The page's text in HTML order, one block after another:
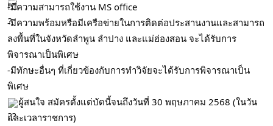
-มีความสามารถใช้งาน MS office
-มีความพร้อมหรือมีเครือข่ายในการติดต่อประสานงานและสามารถ
ลงพื้นที่ในจังหวัดลำพูน ลำปาง และแม่ฮ่องสอน จะได้รับการ
พิจารณาเป็นพิเศษ
-มีทักษะอื่นๆ ที่เกี่ยวข้องกับการทำวิจัยจะได้รับการพิจารณาเป็น
พิเศษ
ผู้สนใจ สมัครตั้งแต่บัดนี้จนถึงวันที่ 30 พฤษภาคม 2568 (ในวัน
และเวลาราชการ)